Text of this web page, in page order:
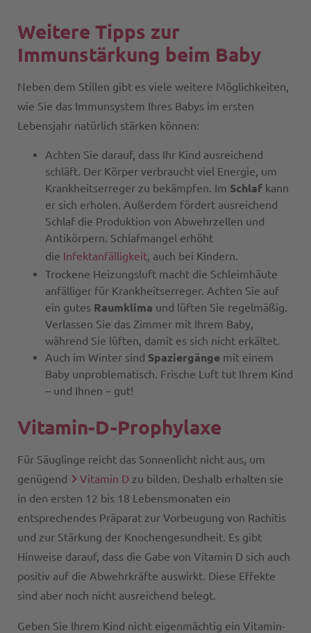
Weitere Tipps zur
Immunstärkung beim Baby
Neben dem Stillen gibt es viele weitere Möglichkeiten,
wie Sie das Immunsystem Ihres Babys im ersten
Lebensjahr natürlich stärken können:
Achten Sie darauf, dass Ihr Kind ausreichend
schläft. Der Körper verbraucht viel Energie, um
Krankheitserreger zu bekämpfen. Im Schlaf kann
er sich erholen. Außerdem fördert ausreichend
Schlaf die Produktion von Abwehrzellen und
Antikörpern. Schlafmangel erhöht
die Infektanfälligkeit, auch bei Kindern.
Trockene Heizungsluft macht die Schleimhäute
anfälliger für Krankheitserreger. Achten Sie auf
ein gutes Raumklima und lüften Sie regelmäßig.
Verlassen Sie das Zimmer mit Ihrem Baby,
während Sie lüften, damit es sich nicht erkältet.
Auch im Winter sind Spaziergänge mit einem
Baby unproblematisch. Frische Luft tut Ihrem Kind
– und Ihnen – gut!
Vitamin-D-Prophylaxe
Für Säuglinge reicht das Sonnenlicht nicht aus, um
genügend
Vitamin D zu bilden. Deshalb erhalten sie
in den ersten 12 bis 18 Lebensmonaten ein
entsprechendes Präparat zur Vorbeugung von Rachitis
und zur Stärkung der Knochengesundheit. Es gibt
Hinweise darauf, dass die Gabe von Vitamin D sich auch
positiv auf die Abwehrkräfte auswirkt. Diese Effekte
sind aber noch nicht ausreichend belegt.
Geben Sie Ihrem Kind nicht eigenmächtig ein Vitamin-